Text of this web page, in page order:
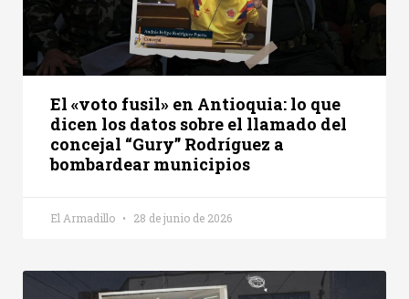
El «voto fusil» en Antioquia: lo que
dicen los datos sobre el llamado del
concejal “Gury” Rodríguez a
bombardear municipios
El Armadillo 28 de junio de 2026